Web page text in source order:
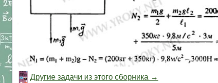
Другие задачи из этого сборника →